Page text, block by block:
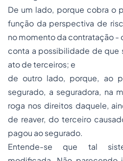
De um lado, porque cobra o
função da perspectiva de
no momento da contratação -
conta a possibilidade de que
ato de terceiros; e
de outro lado, porque, ao
segurado, a seguradora, na
roga nos direitos daquele,
de reaver, do terceiro
pagou ao segurado.
Entende-se que tal